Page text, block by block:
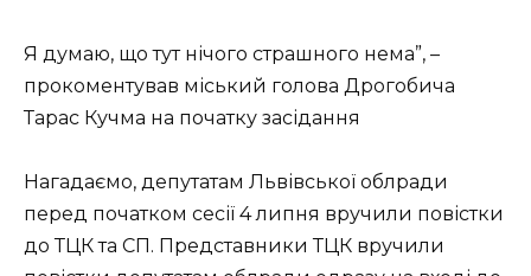
Я думаю, що тут нічого страшного нема”, –
прокоментував міський голова Дрогобича
Тарас Кучма на початку засідання
Нагадаємо, депутатам Львівської облради
перед початком сесії 4 липня вручили повістки
до ТЦК та СП. Представники ТЦК вручили